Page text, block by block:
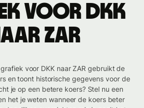
voor DKK
ZAR
voor DKK naar ZAR gebruikt de
en toont historische gegevens voor de
je op een betere koers? Stel nu een
het je weten wanneer de koers beter